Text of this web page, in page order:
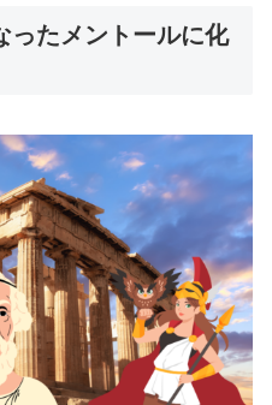
ったメントールに化